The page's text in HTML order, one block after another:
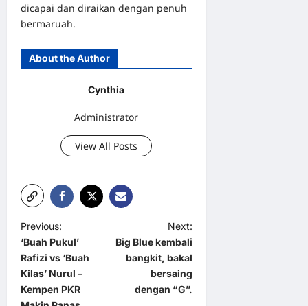
dicapai dan diraikan dengan penuh
bermaruah.
About the Author
Cynthia
Administrator
View All Posts
P
o
s
t
Previous:
‘Buah Pukul’
Rafizi vs ‘Buah
Kilas’ Nurul –
Kempen PKR
Next:
Big Blue kembali
bangkit, bakal
bersaing
dengan “G”.